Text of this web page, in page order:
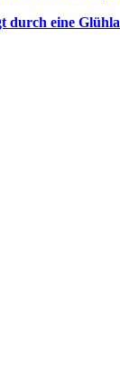
durch eine